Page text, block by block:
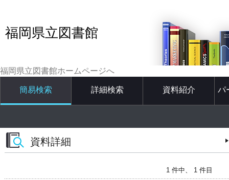
福岡県立図書館
福岡県立図書館ホームページへ
簡易検索 詳細検索 資料紹介 パ
資料詳細
1 件中、 1 件目